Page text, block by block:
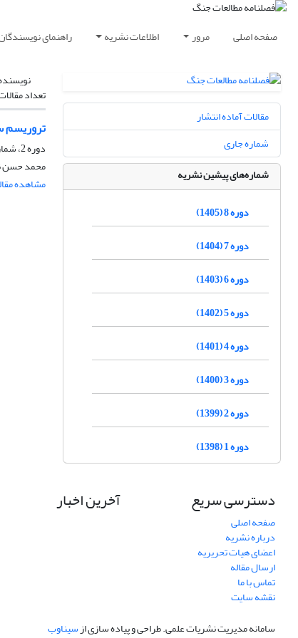
صفحه اصلی مرور اطلاعات نشریه راهنمای
تعداد
تروریسم
دوره 2، شماره 5، تابستان 1399، صفحه
محمد حسن
مشاهده
مقالات آماده انتشار
شماره جاری
شماره‌های پیشین نشریه
دوره 8 (1405)
دوره 7 (1404)
دوره 6 (1403)
دوره 5 (1402)
دوره 4 (1401)
دوره 3 (1400)
دوره 2 (1399)
دوره 1 (1398)
دسترسی سریع
صفحه اصلی
درباره نشریه
اعضای هیات تحریریه
ارسال مقاله
تماس با ما
نقشه سایت
آخرین اخبار
سامانه مدیریت نشریات علمی.طراحی و پیاده سازی ازسیناوب